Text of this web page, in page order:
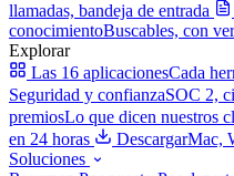
llamadas, bandeja de entrada
conocimientoBuscables, con
Explorar
Las 16 aplicacionesCada
Seguridad y confianzaSOC 2,
premiosLo que dicen nuestros
en 24 horas
DescargarMac,
Soluciones